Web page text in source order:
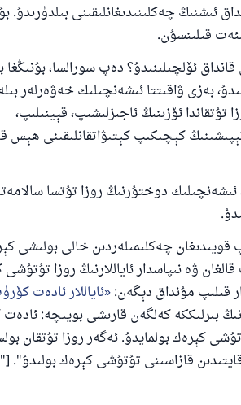
ئىشنىڭ چەكلىنىدىغانلىقىنى بىلدۈرىدۇ.
قىلىنسۇن.
ئۆلچىلىنىدۇ؟ دەپ سورالسا، بۇنىڭغا
بەزى ۋاقىتتا ئىشەنچىلىك خەۋەرلەر
تۇتقاندا ئۆزىنىڭ ئاجىزلىشىپ، قېينىلىپ،
تېپىشىنىڭ كېچىكىپ كېتىۋاتقانلىقىنى ھېس
دوختۇرنىڭ روزا تۇتسا
چەكلىمىلەردىن خالى بولىشى
ۋە نىپاسدار ئاياللارنىڭ روزا
قىلىپ مۇنداق دېگەن: ئاياللار ئادەت
بىرلىككە كەلگەن قارىشى بويىچە:
كېرەك بولمايدۇ. ئەگەر روزا تۇتقان
قازاسىنى تۇتۇشى كېرەك